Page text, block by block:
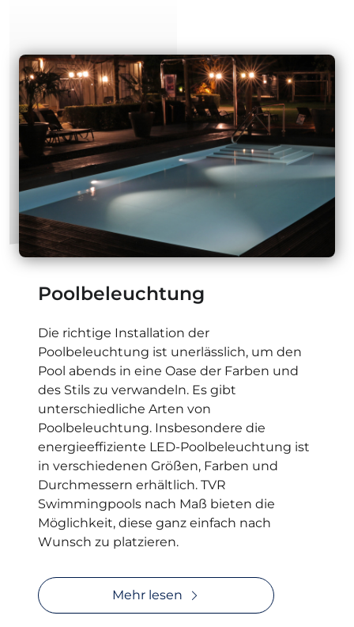
Poolbeleuchtung
Die richtige Installation der
Poolbeleuchtung ist unerlässlich, um den
Pool abends in eine Oase der Farben und
des Stils zu verwandeln. Es gibt
unterschiedliche Arten von
Poolbeleuchtung. Insbesondere die
energieeffiziente LED-Poolbeleuchtung ist
in verschiedenen Größen, Farben und
Durchmessern erhältlich. TVR
Swimmingpools nach Maß bieten die
Möglichkeit, diese ganz einfach nach
Wunsch zu platzieren.
Mehr lesen